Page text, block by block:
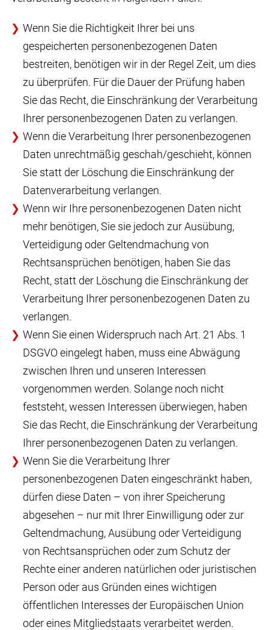
Wenn Sie die Richtigkeit Ihrer bei uns
gespeicherten personenbezogenen Daten
bestreiten, benötigen wir in der Regel Zeit, um dies
zu überprüfen. Für die Dauer der Prüfung haben
Sie das Recht, die Einschränkung der Verarbeitung
Ihrer personenbezogenen Daten zu verlangen.
Wenn die Verarbeitung Ihrer personenbezogenen
Daten unrechtmäßig geschah/geschieht, können
Sie statt der Löschung die Einschränkung der
Datenverarbeitung verlangen.
Wenn wir Ihre personenbezogenen Daten nicht
mehr benötigen, Sie sie jedoch zur Ausübung,
Verteidigung oder Geltendmachung von
Rechtsansprüchen benötigen, haben Sie das
Recht, statt der Löschung die Einschränkung der
Verarbeitung Ihrer personenbezogenen Daten zu
verlangen.
Wenn Sie einen Widerspruch nach Art. 21 Abs. 1
DSGVO eingelegt haben, muss eine Abwägung
zwischen Ihren und unseren Interessen
vorgenommen werden. Solange noch nicht
feststeht, wessen Interessen überwiegen, haben
Sie das Recht, die Einschränkung der Verarbeitung
Ihrer personenbezogenen Daten zu verlangen.
Wenn Sie die Verarbeitung Ihrer
personenbezogenen Daten eingeschränkt haben,
dürfen diese Daten – von ihrer Speicherung
abgesehen – nur mit Ihrer Einwilligung oder zur
Geltendmachung, Ausübung oder Verteidigung
von Rechtsansprüchen oder zum Schutz der
Rechte einer anderen natürlichen oder juristischen
Person oder aus Gründen eines wichtigen
öffentlichen Interesses der Europäischen Union
oder eines Mitgliedstaats verarbeitet werden.